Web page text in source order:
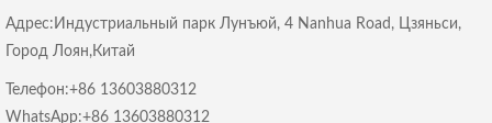
Адрес:Индустриальный парк Лунъюй, 4 Nanhua Road, Цзяньси,
Город Лоян,Китай
Телефон:+86 13603880312
WhatsApp:+86 13603880312